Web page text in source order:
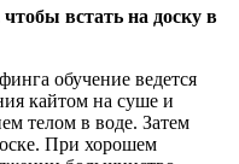
встать на доску в
обучение ведется
кайтом на суше и
телом в воде. Затем
При хорошем